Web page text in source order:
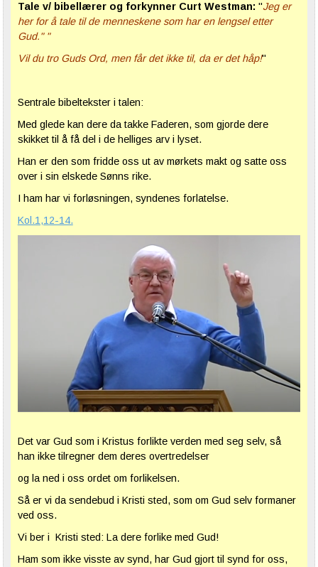
Tale v/ bibellærer og forkynner Curt Westman: "Jeg er
her for å tale til de menneskene som har en lengsel etter
Gud." "
Vil du tro Guds Ord, men får det ikke til, da er det håp!"
Sentrale bibeltekster i talen:
Med glede kan dere da takke Faderen, som gjorde dere
skikket til å få del i de helliges arv i lyset.
Han er den som fridde oss ut av mørkets makt og satte oss
over i sin elskede Sønns rike.
I ham har vi forløsningen, syndenes forlatelse.
Kol.1,12-14.
Det var Gud som i Kristus forlikte verden med seg selv, så
han ikke tilregner dem deres overtredelser
og la ned i oss ordet om forlikelsen.
Så er vi da sendebud i Kristi sted, som om Gud selv formaner
ved oss.
Vi ber i Kristi sted: La dere forlike med Gud!
Ham som ikke visste av synd, har Gud gjort til synd for oss,